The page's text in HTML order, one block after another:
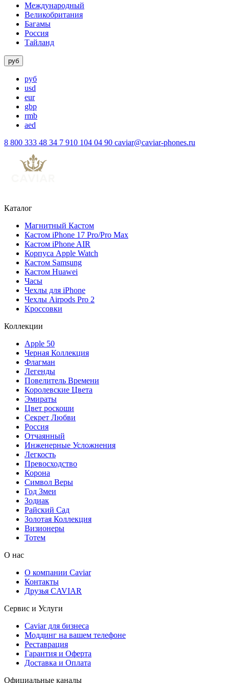
Международный
Великобритания
Багамы
Россия
Тайланд
руб
руб
usd
eur
gbp
rmb
aed
8 800 333 48 34 7 910 104 04 90 caviar@caviar-phones.ru
Каталог
Магнитный Кастом
Кастом iPhone 17 Pro/Pro Max
Кастом iPhone AIR
Корпуса Apple Watch
Кастом Samsung
Кастом Huawei
Часы
Чехлы для iPhone
Чехлы Airpods Pro 2
Кроссовки
Коллекции
Apple 50
Черная Коллекция
Флагман
Легенды
Повелитель Времени
Королевские Цвета
Эмираты
Цвет роскоши
Секрет Любви
Россия
Отчаянный
Инженерные Усложнения
Легкость
Превосходство
Корона
Символ Веры
Год Змеи
Зодиак
Райский Сад
Золотая Коллекция
Визионеры
Тотем
О нас
О компании Caviar
Контакты
Друзья CAVIAR
Сервис и Услуги
Caviar для бизнеса
Моддинг на вашем телефоне
Реставрация
Гарантия и Оферта
Доставка и Оплата
Официальные каналы